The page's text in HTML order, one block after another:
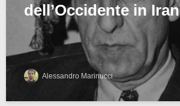
dell’Occidente in Iran
Alessandro Marinucci